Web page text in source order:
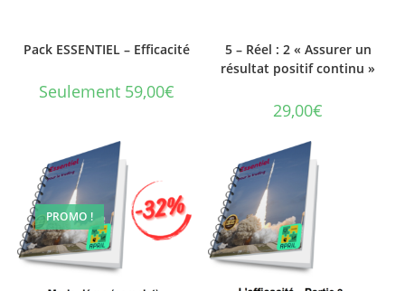
Pack ESSENTIEL – Efficacité
Seulement 59,00€
5 – Réel : 2 « Assurer un
résultat positif continu »
29,00€
PROMO !